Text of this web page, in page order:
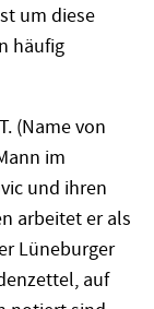
um diese
häufig
(Name von
im
und ihren
arbeitet er als
Lüneburger
auf